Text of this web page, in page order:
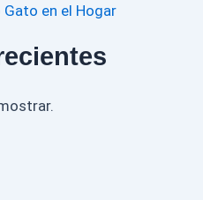
en el Hogar